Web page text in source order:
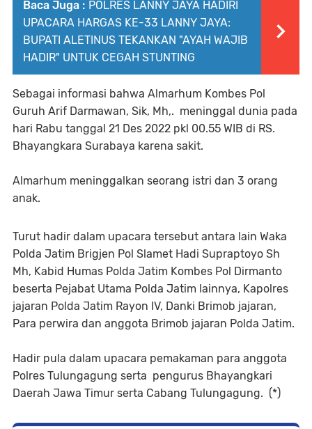
Baca Juga : POLRES LANNY JAYA HADIRI
UPACARA HARGAS KE-33 LANNY JAYA:
BUPATI ALETINUS TEKANKAN "AYAH WAJIB
HADIR" UNTUK CEGAH STUNTING
Sebagai informasi bahwa Almarhum Kombes Pol
Guruh Arif Darmawan, Sik, Mh,. meninggal dunia pada
hari Rabu tanggal 21 Des 2022 pkl 00.55 WIB di RS.
Bhayangkara Surabaya karena sakit.
Almarhum meninggalkan seorang istri dan 3 orang
anak.
Turut hadir dalam upacara tersebut antara lain Waka
Polda Jatim Brigjen Pol Slamet Hadi Supraptoyo Sh
Mh, Kabid Humas Polda Jatim Kombes Pol Dirmanto
beserta Pejabat Utama Polda Jatim lainnya, Kapolres
jajaran Polda Jatim Rayon IV, Danki Brimob jajaran,
Para perwira dan anggota Brimob jajaran Polda Jatim.
Hadir pula dalam upacara pemakaman para anggota
Polres Tulungagung serta pengurus Bhayangkari
Daerah Jawa Timur serta Cabang Tulungagung. (*)